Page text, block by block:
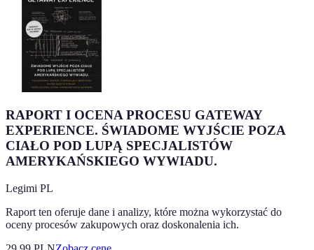
RAPORT I OCENA PROCESU GATEWAY
EXPERIENCE. ŚWIADOME WYJŚCIE POZA
CIAŁO POD LUPĄ SPECJALISTÓW
AMERYKAŃSKIEGO WYWIADU.
Legimi PL
Raport ten oferuje dane i analizy, które można wykorzystać do
oceny procesów zakupowych oraz doskonalenia ich.